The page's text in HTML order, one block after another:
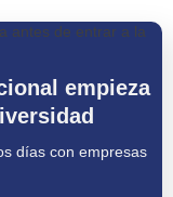
empieza
días con empresas